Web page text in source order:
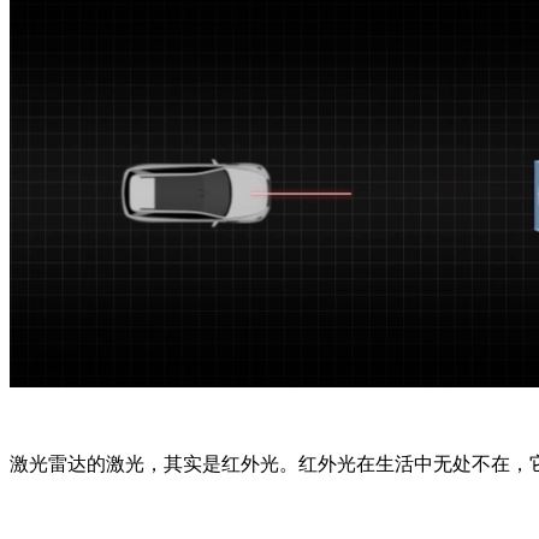
激光雷达的激光，其实是红外光。红外光在生活中无处不在